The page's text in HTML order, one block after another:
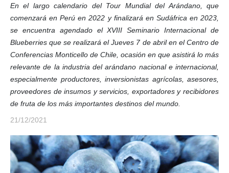
En el largo calendario del Tour Mundial del Arándano, que
comenzará en Perú en 2022 y finalizará en Sudáfrica en 2023,
se encuentra agendado el XVIII Seminario Internacional de
Blueberries que se realizará el Jueves 7 de abril en el Centro de
Conferencias Monticello de Chile, ocasión en que asistirá lo más
relevante de la industria del arándano nacional e internacional,
especialmente productores, inversionistas agrícolas, asesores,
proveedores de insumos y servicios, exportadores y recibidores
de fruta de los más importantes destinos del mundo.
21/12/2021